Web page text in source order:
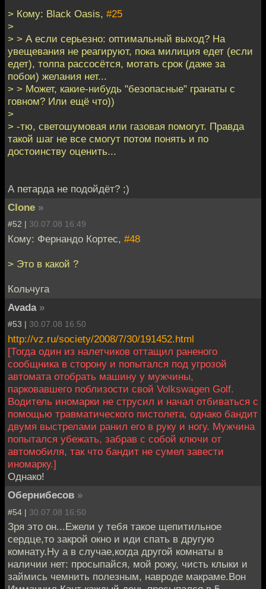
> Кому: Black Oasis, #25
>
> > А если серьезно: оптимальный выход? На
увещевания не реагируют, пока милиция едет (если
едет), толпа рассосётся, мотать срок (даже за
побои) желания нет...
> > Может, какие-нибудь "безопасные" гранаты с
говном? Или ещё что))
>
> -тю, светошумовая или газовая помогут. Правда
такой шаг не все смогут потом понять и по
достоинству оценить...
А петарда не подойдёт? ;)
Clone »
#52 | 30.07.08 16:49
Кому: Фернандо Кортес, #48
> Это в какой ?
Кольчуга
Avada »
#53 | 30.07.08 16:50
http://vz.ru/society/2008/7/30/191452.html
[Тогда один из налетчиков оттащил раненого
сообщника в сторону и попытался под угрозой
автомата отобрать машину у мужчины,
парковавшего поблизости свой Volkswagen Golf.
Водитель иномарки не струсил и начал отбиваться с
помощью травматического пистолета, однако бандит
двумя выстрелами ранил его в руку и ногу. Мужчина
попытался убежать, забрав с собой ключи от
автомобиля, так что бандит не сумел завести
иномарку.]
Однако!
Обернибесов »
#54 | 30.07.08 16:50
Зря это он...Ежели у тебя такое щепитильное
сердце,то закрой окно и иди спать в другую
комнату.Ну а в случае,когда другой комнаты в
наличии нет: просыпайся, мой рожу, чисть клыки и
займись чемнить полезным, навроде макраме.Вон